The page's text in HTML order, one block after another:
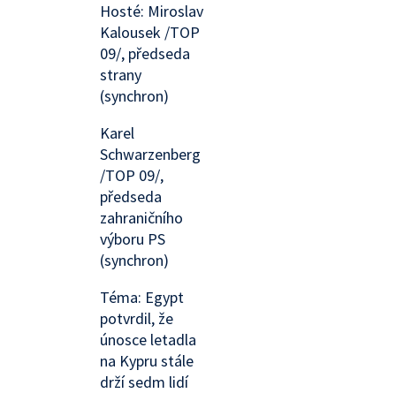
Hosté: Miroslav
Kalousek /TOP
09/, předseda
strany
(synchron)
Karel
Schwarzenberg
/TOP 09/,
předseda
zahraničního
výboru PS
(synchron)
Téma: Egypt
potvrdil, že
únosce letadla
na Kypru stále
drží sedm lidí